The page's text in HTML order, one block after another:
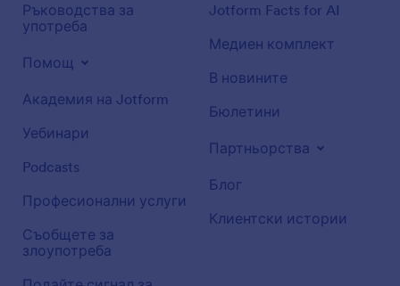
Ръководства за
употреба
Помощ
Академия на Jotform
Уебинари
Podcasts
Професионални услуги
Съобщете за
злоупотреба
Jotform Facts for AI
Медиен комплект
В новините
Бюлетини
Партньорства
Блог
Клиентски истории